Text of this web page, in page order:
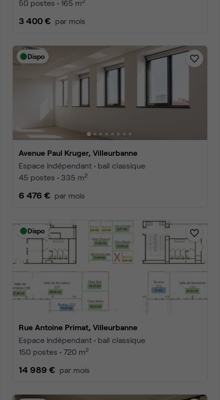
50 postes • 165 m
3 400 € par mois
Dispo
Avenue Paul Kruger, Villeurbanne
Espace indépendant • bail classique
45 postes • 335 m2
6 476 € par mois
Dispo
Rue Antoine Primat, Villeurbanne
Espace indépendant • bail classique
150 postes • 720 m2
14 989 € par mois